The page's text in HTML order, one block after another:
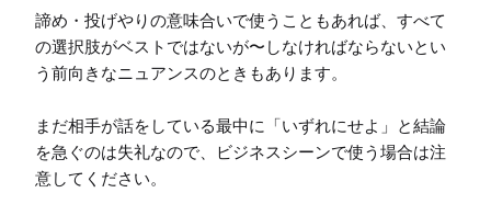
諦め・投げやりの意味合いで使うこともあれば、すべて
の選択肢がベストではないが〜しなければならないとい
う前向きなニュアンスのときもあります。
まだ相手が話をしている最中に「いずれにせよ」と結論
を急ぐのは失礼なので、ビジネスシーンで使う場合は注
意してください。